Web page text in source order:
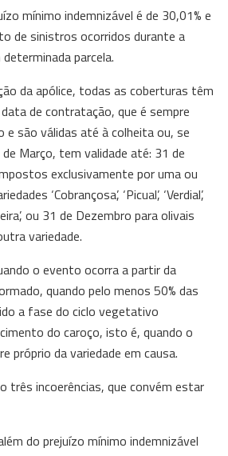
mínimo indemnizável é de 30,01% e
de sinistros ocorridos durante a
parcela.
da apólice, todas as coberturas têm
de contratação, que é sempre
e são válidas até à colheita ou, se
Março, tem validade até: 31 de
exclusivamente por uma ou
‘Cobrançosa’, ‘Picual’, ‘Verdial’,
ou 31 de Dezembro para olivais
variedade.
o evento ocorra a partir da
quando pelo menos 50% das
a fase do ciclo vegetativo
do caroço, isto é, quando o
próprio da variedade em causa.
três incoerências, que convém estar
do prejuízo mínimo indemnizável